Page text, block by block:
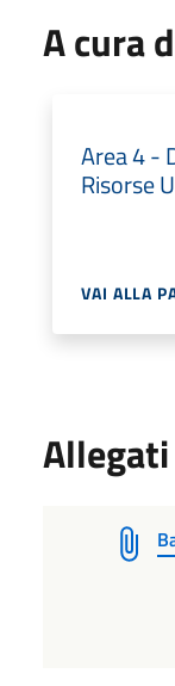
A cura
Area 4 -
Risorse
VAI ALLA
Allegati